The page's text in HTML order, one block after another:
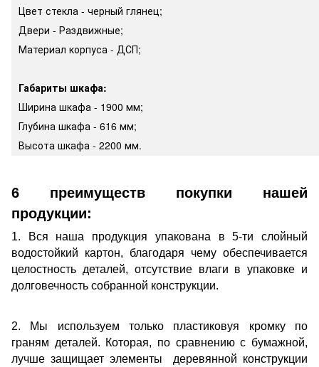
Цвет стекла - черный глянец;
Двери - Раздвижные;
Материал корпуса - ДСП;
Габариты шкафа:
Ширина шкафа - 1900 мм;
Глубина шкафа - 616 мм;
Высота шкафа - 2200 мм.
6 преимуществ покупки нашей
продукции:
1. Вся наша продукция упакована в 5-ти слойный
водостойкий картон, благодаря чему обеспечивается
целостность деталей, отсутствие влаги в упаковке и
долговечность собранной конструкции.
2. Мы используем только пластиковуя кромку по
граням деталей. Которая, по сравнению с бумажной,
лучше защищает элементы деревянной конструкции